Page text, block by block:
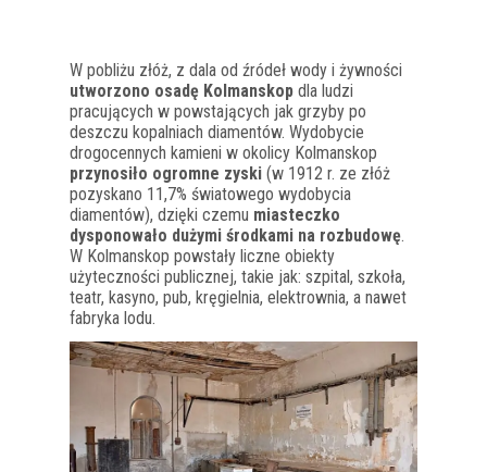
W pobliżu złóż, z dala od źródeł wody i żywności
utworzono osadę Kolmanskop dla ludzi
pracujących w powstających jak grzyby po
deszczu kopalniach diamentów. Wydobycie
drogocennych kamieni w okolicy Kolmanskop
przynosiło ogromne zyski (w 1912 r. ze złóż
pozyskano 11,7% światowego wydobycia
diamentów), dzięki czemu miasteczko
dysponowało dużymi środkami na rozbudowę.
W Kolmanskop powstały liczne obiekty
użyteczności publicznej, takie jak: szpital, szkoła,
teatr, kasyno, pub, kręgielnia, elektrownia, a nawet
fabryka lodu.